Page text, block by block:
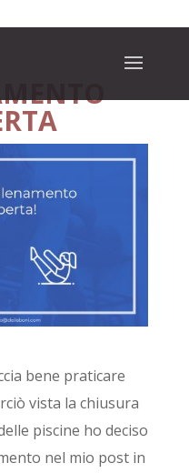
bene praticare
vista la chiusura
piscine ho deciso
nel mio post in